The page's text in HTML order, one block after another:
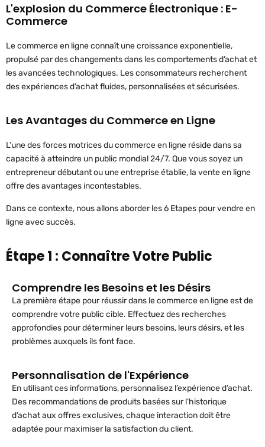
L'explosion du Commerce Électronique : E-
Commerce
Le commerce en ligne connaît une croissance exponentielle,
propulsé par des changements dans les comportements d’achat et
les avancées technologiques. Les consommateurs recherchent
des expériences d’achat fluides, personnalisées et sécurisées.
Les Avantages du Commerce en Ligne
L’une des forces motrices du commerce en ligne réside dans sa
capacité à atteindre un public mondial 24/7. Que vous soyez un
entrepreneur débutant ou une entreprise établie, la vente en ligne
offre des avantages incontestables.
Dans ce contexte, nous allons aborder les 6 Etapes pour vendre en
ligne avec succès.
Étape 1 : Connaître Votre Public
Comprendre les Besoins et les Désirs
La première étape pour réussir dans le commerce en ligne est de
comprendre votre public cible. Effectuez des recherches
approfondies pour déterminer leurs besoins, leurs désirs, et les
problèmes auxquels ils font face.
Personnalisation de l'Expérience
En utilisant ces informations, personnalisez l’expérience d’achat.
Des recommandations de produits basées sur l’historique
d’achat aux offres exclusives, chaque interaction doit être
adaptée pour maximiser la satisfaction du client.